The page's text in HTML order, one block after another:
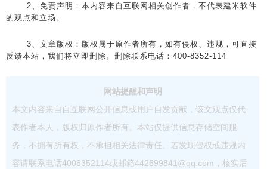
2、免责声明：本内容来自互联网相关创作者，不代表建米软件
的观点和立场。
3、文章版权：版权属于原作者所有，如有侵权、违规，可直接
反馈本站，我们将立即删除。删除联系电话：400-8352-114
网站提醒和声明
本文内容来自自互联网公开信息或用户自发贡献，该文观点仅代
表作者本人，版权归原作者所有。本站仅提供信息存储空间服
务，不拥有所有权，不承担相关法律责任。若发现侵权或违规内
容请联系电话4008352114或邮箱442699841@qq.com，核实后